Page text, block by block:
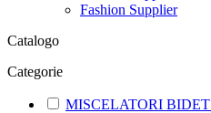
Fashion Supplier
Catalogo
Categorie
MISCELATORI BIDET